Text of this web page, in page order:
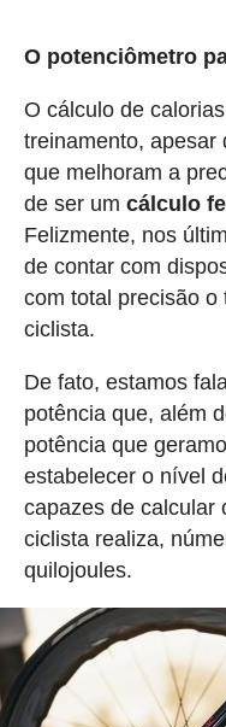
O potenciômetro
O cálculo de
treinamento, apesar
que melhoram a
de ser um cálculo
Felizmente, nos
de contar com
com total precisão o
ciclista.
De fato, estamos
potência que, além
potência que
estabelecer o nível
capazes de calcular
ciclista realiza,
quilojoules.